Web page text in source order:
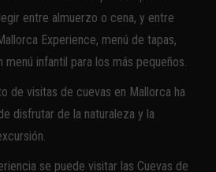
entre almuerzo o cena, y entre
Experience, menú de tapas,
menú infantil para los más pequeños.
de visitas de cuevas en Mallorca ha
disfrutar de la naturaleza y la
se puede visitar las Cuevas de